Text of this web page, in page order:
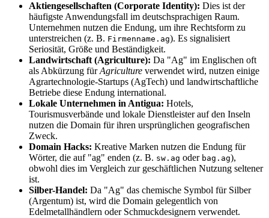
Aktiengesellschaften (Corporate Identity): Dies ist der
häufigste Anwendungsfall im deutschsprachigen Raum.
Unternehmen nutzen die Endung, um ihre Rechtsform zu
unterstreichen (z. B. Firmenname.ag). Es signalisiert
Seriosität, Größe und Beständigkeit.
Landwirtschaft (Agriculture): Da "Ag" im Englischen oft
als Abkürzung fürAgriculture verwendet wird, nutzen einige
Agrartechnologie-Startups (AgTech) und landwirtschaftliche
Betriebe diese Endung international.
Lokale Unternehmen in Antigua: Hotels,
Tourismusverbände und lokale Dienstleister auf den Inseln
nutzen die Domain für ihren ursprünglichen geografischen
Zweck.
Domain Hacks: Kreative Marken nutzen die Endung für
Wörter, die auf "ag" enden (z. B. sw.ag oder bag.ag),
obwohl dies im Vergleich zur geschäftlichen Nutzung seltener
ist.
Silber-Handel: Da "Ag" das chemische Symbol für Silber
(Argentum) ist, wird die Domain gelegentlich von
Edelmetallhändlern oder Schmuckdesignern verwendet.